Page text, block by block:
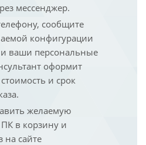
мессенджер.
сообщите
конфигурации
ваши персональные
оформит
и срок
желаемую
в корзину и
на сайте